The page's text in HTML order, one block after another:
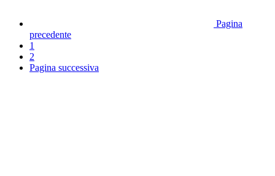
Pagina
precedente
1
2
Pagina successiva